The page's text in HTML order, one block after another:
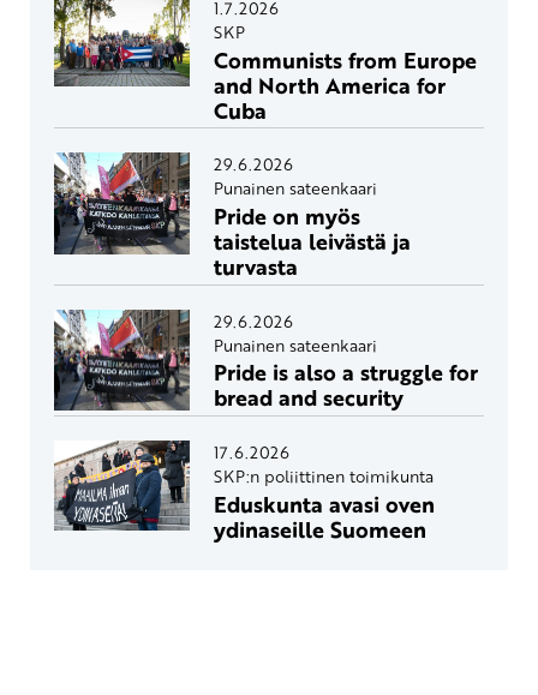
1.7.2026
SKP
Communists from Europe
and North America for
Cuba
29.6.2026
Punainen sateenkaari
Pride on myös
taistelua leivästä ja
turvasta
29.6.2026
Punainen sateenkaari
Pride is also a struggle for
bread and security
17.6.2026
SKP:n poliittinen toimikunta
Eduskunta avasi oven
ydinaseille Suomeen